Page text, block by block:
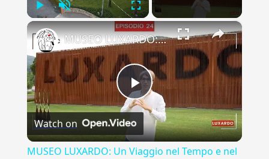
Play Unmute Fullscreen
×
Play
Video
MUSEO LUXARDO: Un Viaggio nel Tempo e nel Gusto
Watch on
MUSEO LUXARDO: Un Viaggio nel Tempo e nel